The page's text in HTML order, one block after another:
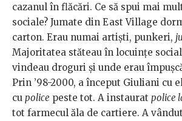
cazanul în flăcări. Ce să spui mai
sociale? Jumate din East Village
carton. Erau numai artişti, punkeri,
Majoritatea stăteau în locuinţe
vindeau droguri şi unde erau
Prin ’98-2000, a început Giuliani cu
cu police peste tot. A instaurat police
tot farmecul ăla de cartiere. A